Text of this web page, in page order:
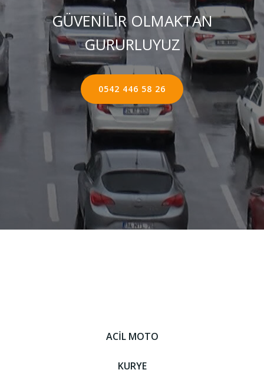
GÜVENİLİR OLMAKTAN
GURURLUYUZ
0542 446 58 26
ACİL MOTO
KURYE